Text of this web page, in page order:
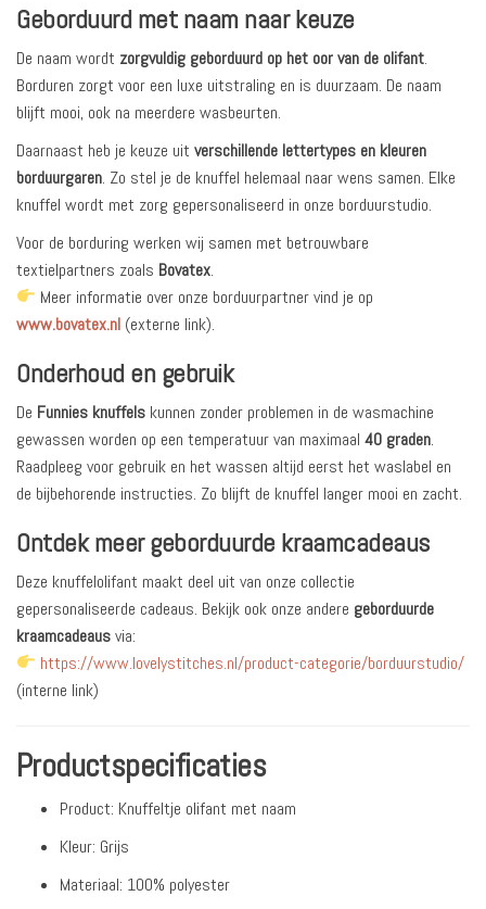
Geborduurd met naam naar keuze
De naam wordt zorgvuldig geborduurd op het oor van de olifant.
Borduren zorgt voor een luxe uitstraling en is duurzaam. De naam
blijft mooi, ook na meerdere wasbeurten.
Daarnaast heb je keuze uit verschillende lettertypes en kleuren
borduurgaren. Zo stel je de knuffel helemaal naar wens samen. Elke
knuffel wordt met zorg gepersonaliseerd in onze borduurstudio.
Voor de borduring werken wij samen met betrouwbare
textielpartners zoals Bovatex.
Meer informatie over onze borduurpartner vind je op
www.bovatex.nl (externe link).
Onderhoud en gebruik
De Funnies knuffels kunnen zonder problemen in de wasmachine
gewassen worden op een temperatuur van maximaal 40 graden.
Raadpleeg voor gebruik en het wassen altijd eerst het waslabel en
de bijbehorende instructies. Zo blijft de knuffel langer mooi en zacht.
Ontdek meer geborduurde kraamcadeaus
Deze knuffelolifant maakt deel uit van onze collectie
gepersonaliseerde cadeaus. Bekijk ook onze andere geborduurde
kraamcadeausvia:
https://www.lovelystitches.nl/product-categorie/borduurstudio/
(interne link)
Productspecificaties
Product: Knuffeltje olifant met naam
Kleur: Grijs
Materiaal: 100% polyester